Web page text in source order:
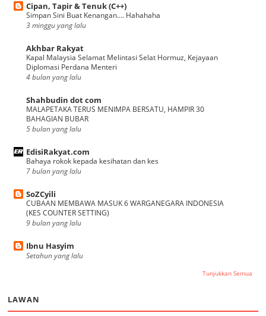
Cipan, Tapir & Tenuk (C++)
Simpan Sini Buat Kenangan.... Hahahaha
3 minggu yang lalu
Akhbar Rakyat
Kapal Malaysia Selamat Melintasi Selat Hormuz, Kejayaan
Diplomasi Perdana Menteri
4 bulan yang lalu
Shahbudin dot com
MALAPETAKA TERUS MENIMPA BERSATU, HAMPIR 30
BAHAGIAN BUBAR
5 bulan yang lalu
EdisiRakyat.com
Bahaya rokok kepada kesihatan dan kes
7 bulan yang lalu
SoZCyili
CUBAAN MEMBAWA MASUK 6 WARGANEGARA INDONESIA
(KES COUNTER SETTING)
9 bulan yang lalu
Ibnu Hasyim
Setahun yang lalu
Tunjukkan Semua
LAWAN